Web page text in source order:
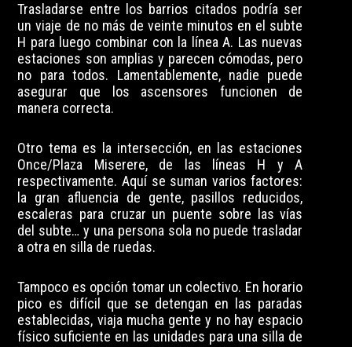
Trasladarse entre los barrios citados podría ser
un viaje de no más de veinte minutos en el subte
H para luego combinar con la línea A. Las nuevas
estaciones son amplias y parecen cómodas, pero
no para todos. Lamentablemente, nadie puede
asegurar que los ascensores funcionen de
manera correcta.
Otro tema es la intersección, en las estaciones
Once/Plaza Miserere, de las líneas H y A
respectivamente. Aquí se suman varios factores:
la gran afluencia de gente, pasillos reducidos,
escaleras para cruzar un puente sobre las vías
del subte… y una persona sola no puede trasladar
a otra en silla de ruedas.
Tampoco es opción tomar un colectivo. En horario
pico es difícil que se detengan en las paradas
establecidas, viaja mucha gente y no hay espacio
físico suficiente en las unidades para una silla de